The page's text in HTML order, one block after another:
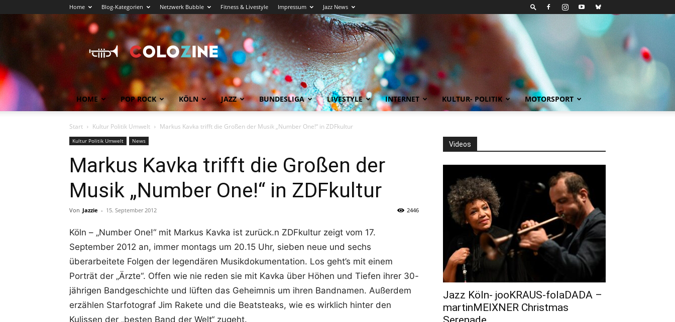
Home Blog-Kategorien Netzwerk Bubble Fitness & Livestyle Impressum Jazz News
Köln
News
COLOZINE
Magazin
HOME POP ROCK KÖLN JAZZ BUNDESLIGA LIVESTYLE INTERNET KULTUR- POLITIK MOTORSPORT
Start Kultur Politik Umwelt Markus Kavka trifft die Großen der Musik „Number One!“ in ZDFkultur
Kultur Politik Umwelt News
Markus Kavka trifft die Großen der
Musik „Number One!“ in ZDFkultur
Von Jazzie - 15. September 2012 2446
Köln – „Number One!“ mit Markus Kavka ist zurück.n ZDFkultur zeigt vom 17.
September 2012 an, immer montags um 20.15 Uhr, sieben neue und sechs
überarbeitete Folgen der legendären Musikdokumentation. Los geht’s mit einem
Porträt der „Ärzte“. Offen wie nie reden sie mit Kavka über Höhen und Tiefen ihrer 30-
jährigen Bandgeschichte und lüften das Geheimnis um ihren Bandnamen. Außerdem
erzählen Starfotograf Jim Rakete und die Beatsteaks, wie es wirklich hinter den
Kulissen der „besten Band der Welt“ zugeht.
Videos
Jazz Köln- jooKRAUS-folaDADA –
martinMEIXNER Christmas